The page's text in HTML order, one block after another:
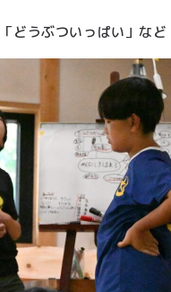
どうぶついっぱい」など